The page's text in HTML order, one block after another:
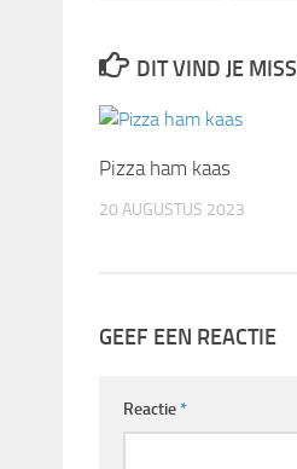
DIT VIND JE
Pizza ham kaas
20 AUGUSTUS 2023
GEEF EEN REACTIE
Reactie*